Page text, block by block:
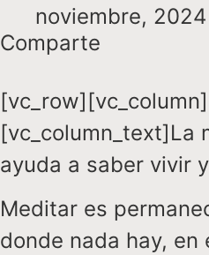
noviembre, 2024
Comparte
[vc_row][vc_column]
[vc_column_text]La
ayuda a saber vivir
Meditar es
donde nada hay, en